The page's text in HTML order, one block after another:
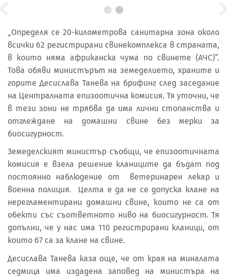
„Определя се 20-километрова санитарна зона около
всички 62 регистрирани свинекомплекса в страната,
в които няма африканска чума по свинете (АЧС)“.
Това обяви министърът на земеделието, храните и
горите Десислава Танева на брифинг след заседание
на Централната епизоотична комисия. Тя уточни, че
в тези зони не трябва да има лични стопанства и
отглеждане на домашни свине без мерки за
биосигурност.
Земеделският министър съобщи, че епизоотичната
комисия е взела решение кланиците да бъдат под
постоянно наблюдение от ветеринарен лекар и
военна полиция. Целта е да не се допуска клане на
нерегламентирани домашни свине, които не са от
обекти със съответното ниво на биосигурност. Тя
допълни, че у нас има 110 регистрирани кланици, от
които 67 са за клане на свине.
Десислава Танева каза още, че от края на миналата
седмица има издадена заповед на министъра на